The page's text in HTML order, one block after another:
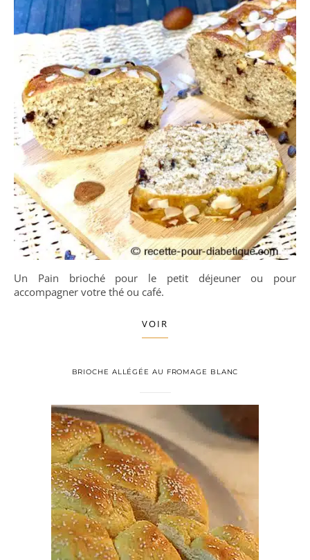
Un Pain brioché pour le petit déjeuner ou pour
accompagner votre thé ou café.
VOIR
BRIOCHE ALLÉGÉE AU FROMAGE BLANC